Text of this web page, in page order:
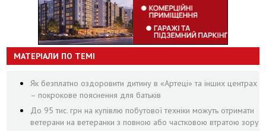
МАТЕРІАЛИ ПО ТЕМІ
Як безплатно оздоровити дитину в «Артеці» та інших центрах
– покрокове пояснення для батьків
До 95 тис. грн на купівлю побутової техніки можуть отримати
ветерани на ветеранки з повною або частковою втратою зору